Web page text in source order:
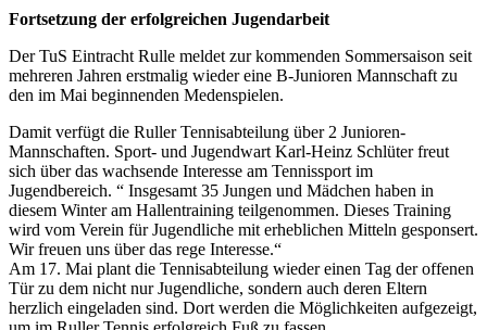
Fortsetzung der erfolgreichen Jugendarbeit
Der TuS Eintracht Rulle meldet zur kommenden Sommersaison seit
mehreren Jahren erstmalig wieder eine B-Junioren Mannschaft zu
den im Mai beginnenden Medenspielen.
Damit verfügt die Ruller Tennisabteilung über 2 Junioren-
Mannschaften. Sport- und Jugendwart Karl-Heinz Schlüter freut
sich über das wachsende Interesse am Tennissport im
Jugendbereich. “ Insgesamt 35 Jungen und Mädchen haben in
diesem Winter am Hallentraining teilgenommen. Dieses Training
wird vom Verein für Jugendliche mit erheblichen Mitteln gesponsert.
Wir freuen uns über das rege Interesse.“
Am 17. Mai plant die Tennisabteilung wieder einen Tag der offenen
Tür zu dem nicht nur Jugendliche, sondern auch deren Eltern
herzlich eingeladen sind. Dort werden die Möglichkeiten aufgezeigt,